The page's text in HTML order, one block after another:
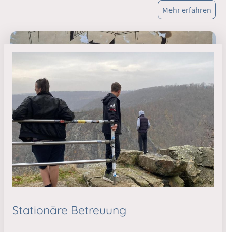
Mehr erfahren
Stationäre Betreuung